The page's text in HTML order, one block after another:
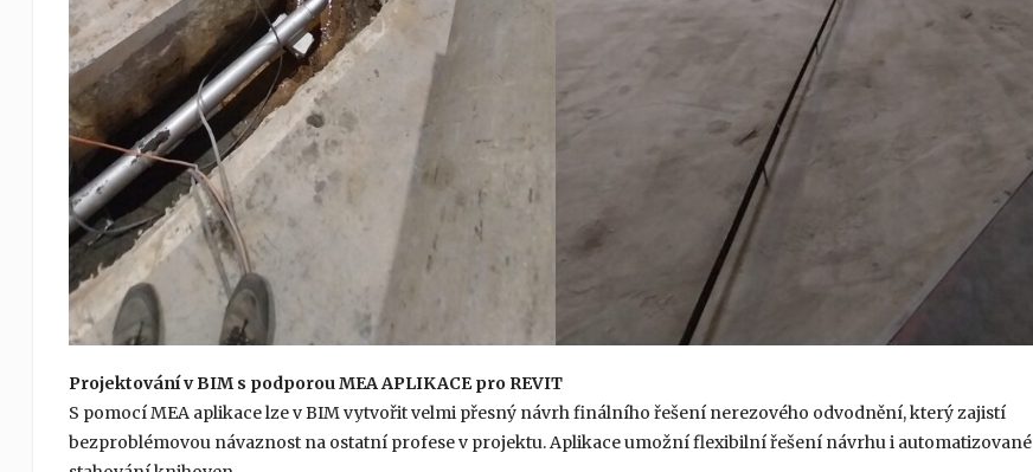
Projektování v BIM s podporou MEA APLIKACE pro REVIT
S pomocí MEA aplikace lze v BIM vytvořit velmi přesný návrh finálního řešení nerezového odvodnění, který zajistí
bezproblémovou návaznost na ostatní profese v projektu. Aplikace umožní flexibilní řešení návrhu i automatizované